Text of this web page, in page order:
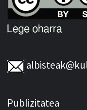
Publizitatea